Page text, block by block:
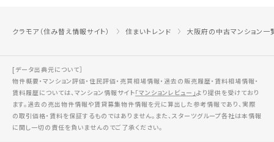
クラモア（住み替え情報サイト） 住まいトレンド 大阪府の中古マンション一
[データ出典元について］
物件概要・マンション評価・住民評価・売買相場情報・過去の販売履歴・賃料相場情報・
賃料履歴については、マンション情報サイト「マンションレビュー」より提供を受けており
ます。過去の売出物件情報や賃貸募集物件情報を元に算出した参考情報であり、実際
の取引価格・賃料を保証するものではありません。また、スターツグループ各社は本情報
に関し一切の責任を負いませんのでご了承ください。